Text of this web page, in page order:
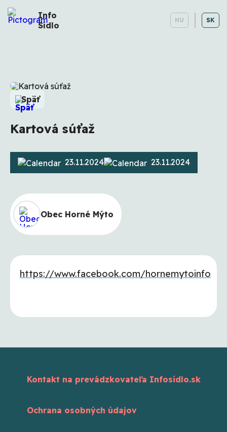
Info
Sídlo
HU SK
Späť
Kartová súťaž
23.11.2024 23.11.2024
Obec Horné Mýto
https://www.facebook.com/hornemytoinfo
Kontakt na prevádzkovateľa Infosidlo.sk
Ochrana osobných údajov